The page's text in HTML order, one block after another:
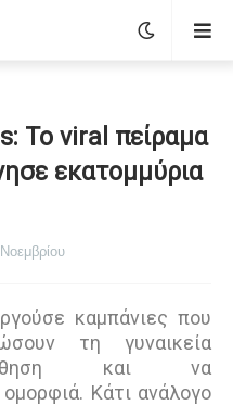
Το viral πείραμα
εκατομμύρια
καμπάνιες που
τη γυναικεία
και να
Κάτι ανάλογο